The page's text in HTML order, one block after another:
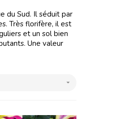
du Sud. Il séduit par
Très florifère, il est
et un sol bien
Une valeur
